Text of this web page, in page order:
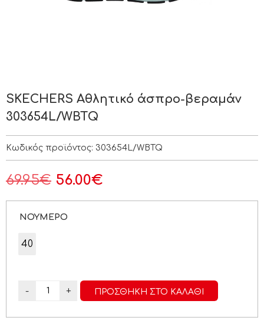
SKECHERS Αθλητικό άσπρο-βεραμάν
303654L/WBTQ
Κωδικός προϊόντος: 303654L/WBTQ
69.95€ 56.00€
ΝΟΥΜΕΡΟ
40
- + ΠΡΟΣΘΉΚΗ ΣΤΟ ΚΑΛΆΘΙ